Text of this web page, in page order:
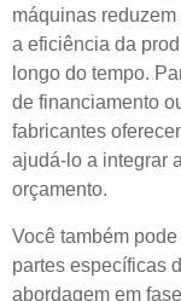
máquinas
a eficiência da
longo do tempo.
de financiamento
fabricantes
ajudá-lo a integrar
orçamento.
Você também
partes específicas
abordagem em